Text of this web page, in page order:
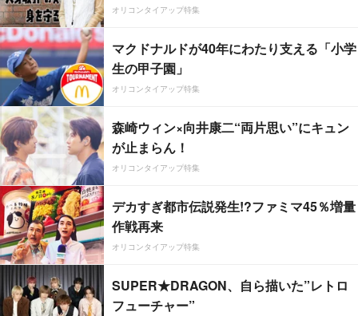
オリコンタイアップ特集
マクドナルドが40年にわたり支える「小学
生の甲子園」
オリコンタイアップ特集
森崎ウィン×向井康二“両片思い”にキュン
が止まらん！
オリコンタイアップ特集
デカすぎ都市伝説発生!?ファミマ45％増量
作戦再来
オリコンタイアップ特集
SUPER★DRAGON、自ら描いた”レトロ
フューチャー”